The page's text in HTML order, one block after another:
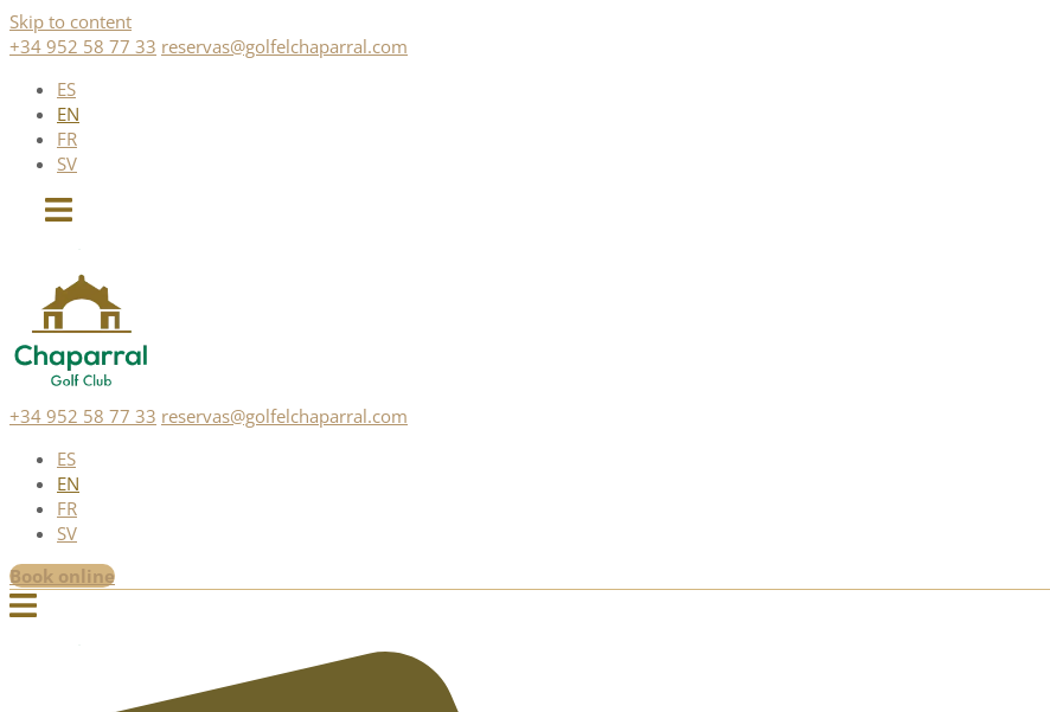
Skip to content
+34 952 58 77 33 reservas@golfelchaparral.com
ES
EN
FR
SV
+34 952 58 77 33 reservas@golfelchaparral.com
ES
EN
FR
SV
Book online